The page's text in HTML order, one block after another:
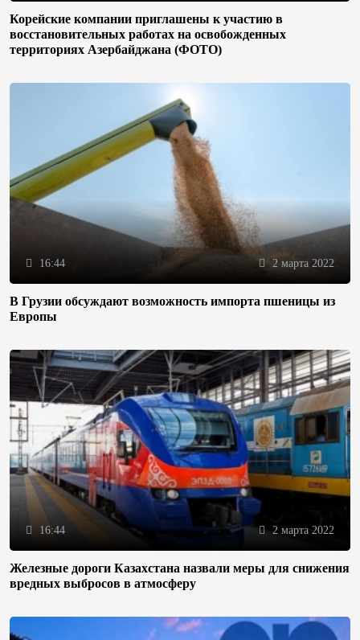
Корейские компании приглашены к участию в
восстановительных работах на освобожденных
территориях Азербайджана (ФОТО)
16:44 2 марта 2022
В Грузии обсуждают возможность импорта пшеницы из
Европы
16:44 2 марта 2022
Железные дороги Казахстана назвали меры для снижения
вредных выбросов в атмосферу